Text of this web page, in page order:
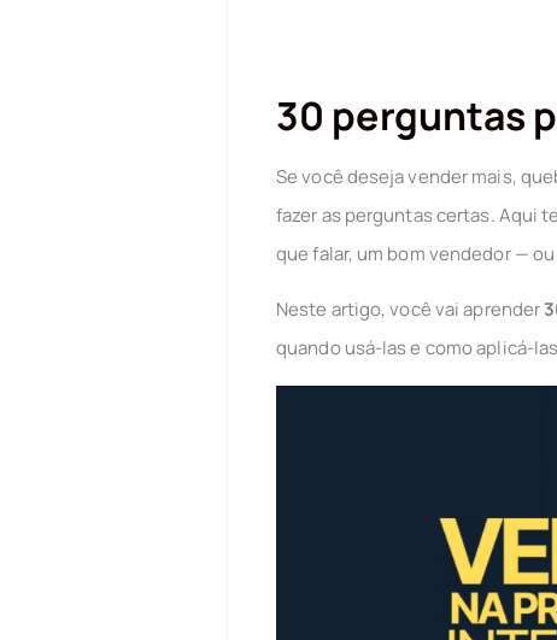
30 perguntas
Se você deseja vender mais,
fazer as perguntas certas. Aqui
que falar, um bom vendedor —
Neste artigo, você vai aprender
quando usá-las e como aplicá-